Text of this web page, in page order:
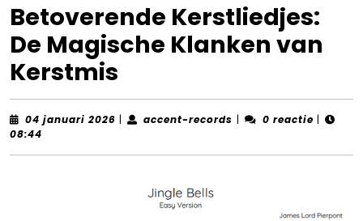
Betoverende Kerstliedjes:
De Magische Klanken van
Kerstmis
04 januari 2026 04
| accent-records accent-
| 0 reactie |
08:44